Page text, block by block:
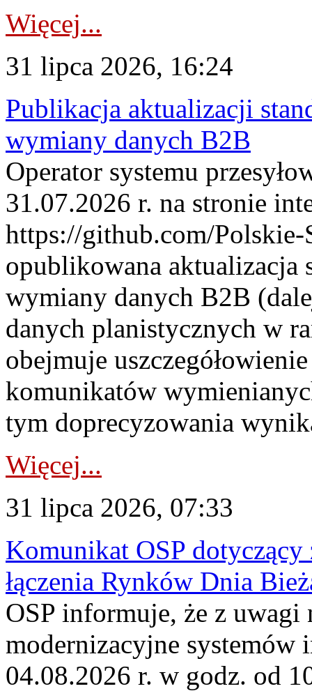
Więcej...
31 lipca 2026, 16:24
Publikacja aktualizacji
wymiany danych B2B
Operator systemu
31.07.2026 r. na stronie
https://github.com/Polskie-
opublikowana aktualizacja
wymiany danych B2B
danych planistycznych w
obejmuje
komunikatów
tym doprecyzowania
Więcej...
31 lipca 2026, 07:33
Komunikat OSP dotyczący
łączenia Rynków Dnia
OSP informuje, że z uwagi
modernizacyjne
04.08.2026 r. w godz. od